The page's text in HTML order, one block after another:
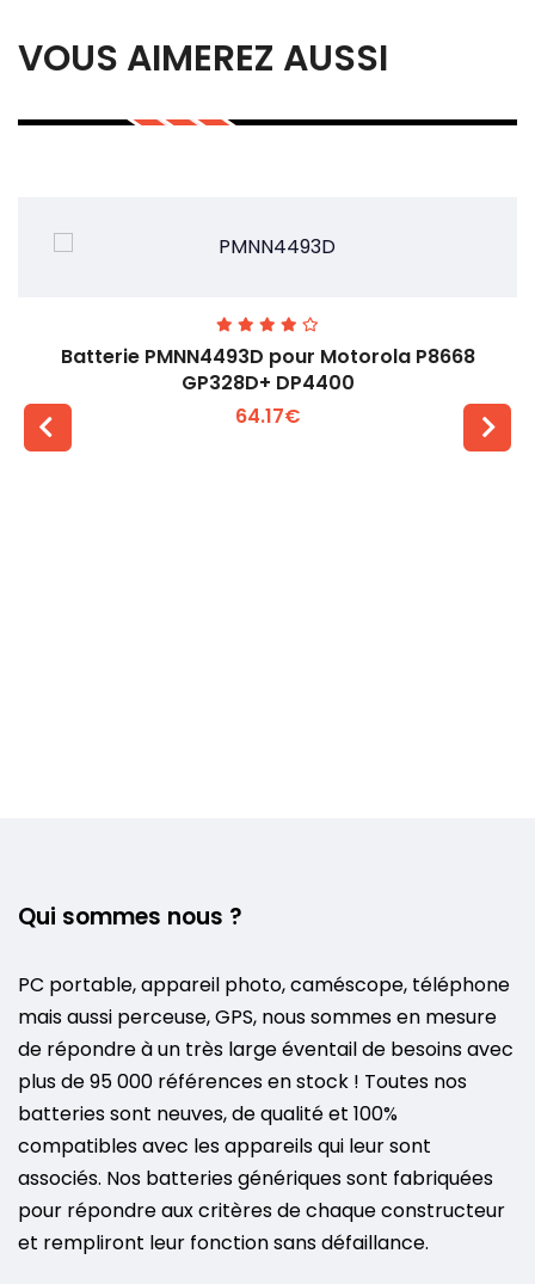
VOUS AIMEREZ AUSSI
Batterie PMNN4493D pour Motorola P8668
GP328D+ DP4400
64.17€
Qui sommes nous ?
PC portable, appareil photo, caméscope, téléphone
mais aussi perceuse, GPS, nous sommes en mesure
de répondre à un très large éventail de besoins avec
plus de 95 000 références en stock ! Toutes nos
batteries sont neuves, de qualité et 100%
compatibles avec les appareils qui leur sont
associés. Nos batteries génériques sont fabriquées
pour répondre aux critères de chaque constructeur
et rempliront leur fonction sans défaillance.